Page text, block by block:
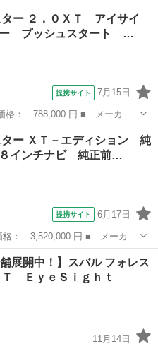
ー ■ グレード名： ２．０
ロール シートヒーター パド
ター ２．０ＸＴ アイサイ
ー プッシュスタート …
提携サイト 7月15日
ー ■ グレード名： ２．０
シュスタート パドルシフ
ター ＸＴ－エディション 純
８インチナビ 純正前…
提携サイト 6月17日
ー ■ グレード名： ＸＴ－
ンチナビ 純正前後録画ドライ
展開中！】スバル フォレス
ＥｙｅＳｉｇｈｔ
11月14日